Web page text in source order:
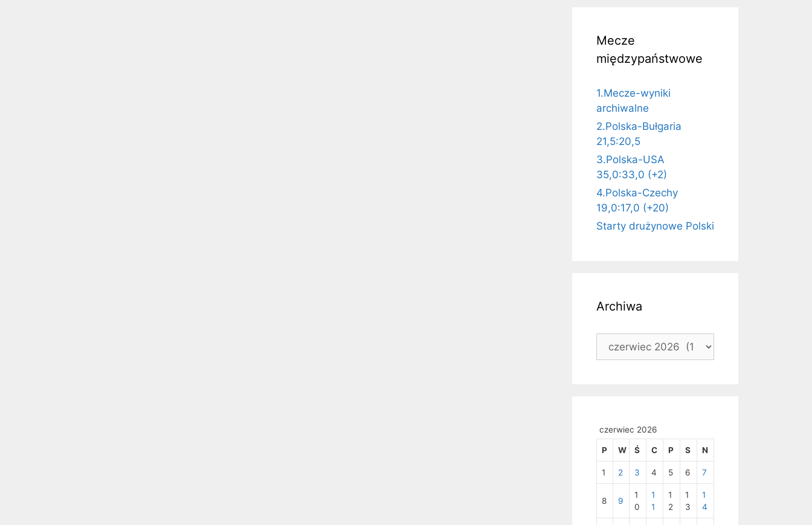
Mecze
międzypaństwowe
1.Mecze-wyniki
archiwalne
2.Polska-Bułgaria
21,5:20,5
3.Polska-USA
35,0:33,0 (+2)
4.Polska-Czechy
19,0:17,0 (+20)
Starty drużynowe Polski
Archiwa
czerwiec 2026
P W Ś C P S N
1 2 3 4 5 6 7
8 9
1
0
1
1
1
2
1
3
1
4